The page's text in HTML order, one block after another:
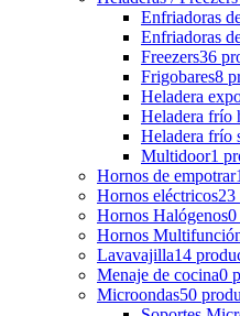
Enfriadoras
Enfriadoras
Freezers36
Frigobares8
Heladera
Heladera frío
Heladera frío
Multidoor1
Hornos de empotrar
Hornos eléctricos23
Hornos Halógenos0
Hornos
Lavavajilla14
Menaje de cocina0
Microondas50